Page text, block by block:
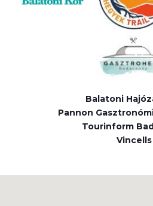
Balatoni
Pannon
Tourinform
Vincells